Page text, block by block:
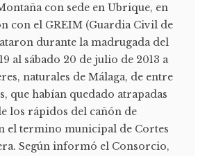
con sede en Ubrique, en
con el GREIM (Guardia Civil de
durante la madrugada del
al sábado 20 de julio de 2013 a
naturales de Málaga, de entre
que habían quedado atrapadas
los rápidos del cañón de
el termino municipal de Cortes
Según informó el Consorcio,